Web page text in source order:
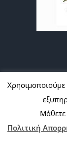
Copyright 2012
Xρησιμοποιούμε
Μάθετε
Πολιτική